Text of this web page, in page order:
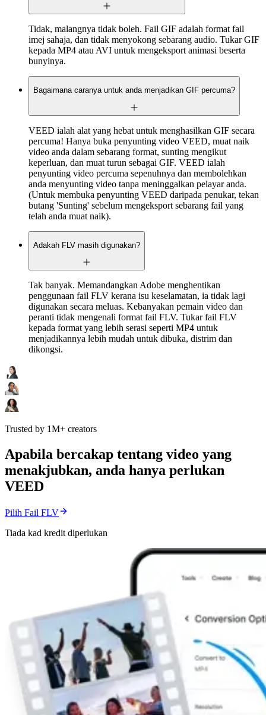
Tidak, malangnya tidak boleh. Fail GIF adalah format fail
imej sahaja, dan tidak menyokong sebarang audio. Tukar GIF
kepada MP4 atau AVI untuk mengeksport animasi beserta
bunyinya.
Bagaimana caranya untuk anda menjadikan GIF percuma?
VEED ialah alat yang hebat untuk menghasilkan GIF secara
percuma! Hanya buka penyunting video VEED, muat naik
video anda dalam sebarang format, sunting mengikut
keperluan, dan muat turun sebagai GIF. VEED ialah
penyunting video percuma sepenuhnya dan membolehkan
anda menyunting video tanpa meninggalkan pelayar anda.
(Untuk membuka penyunting VEED daripada penukar, tekan
butang 'Sunting' sebelum mengeksport sebarang fail yang
telah anda muat naik).
Adakah FLV masih digunakan?
Tak banyak. Memandangkan Adobe menghentikan
penggunaan fail FLV kerana isu keselamatan, ia tidak lagi
digunakan secara meluas. Kebanyakan pemain video dan
peranti tidak mengenali format fail FLV. Tukar fail FLV
kepada format yang lebih serasi seperti MP4 untuk
menjadikannya lebih mudah untuk dibuka, distrim dan
dikongsi.
Trusted by 1M+ creators
Apabila bercakap tentang video yang
menakjubkan, anda hanya perlukan
VEED
Pilih Fail FLV
Tiada kad kredit diperlukan